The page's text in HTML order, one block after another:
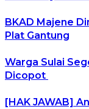
BKAD Majene
Plat Gantung
Warga Sulai
Dicopot
[HAK JAWAB]